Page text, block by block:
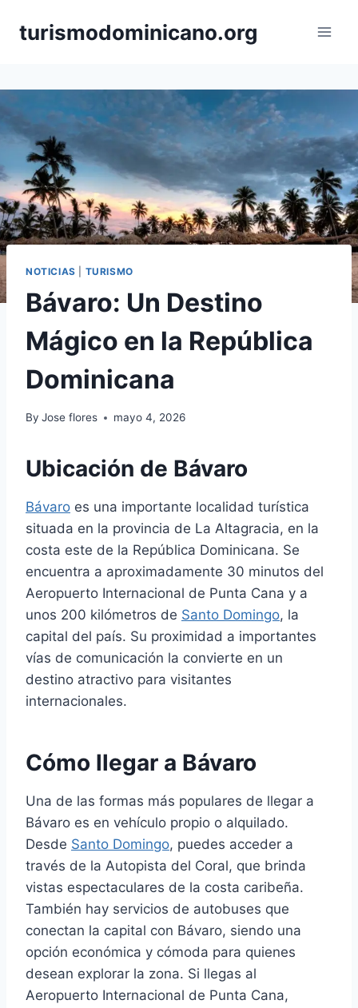
turismodominicano.org
NOTICIAS TURISMO
Bávaro: Un Destino
Mágico en la República
Dominicana
By Jose flores mayo 4, 2026
Ubicación de Bávaro
Bávaro es una importante localidad turística
situada en la provincia de La Altagracia, en la
costa este de la República Dominicana. Se
encuentra a aproximadamente 30 minutos del
Aeropuerto Internacional de Punta Cana y a
unos 200 kilómetros de Santo Domingo, la
capital del país. Su proximidad a importantes
vías de comunicación la convierte en un
destino atractivo para visitantes
internacionales.
Cómo llegar a Bávaro
Una de las formas más populares de llegar a
Bávaro es en vehículo propio o alquilado.
Desde Santo Domingo, puedes acceder a
través de la Autopista del Coral, que brinda
vistas espectaculares de la costa caribeña.
También hay servicios de autobuses que
conectan la capital con Bávaro, siendo una
opción económica y cómoda para quienes
desean explorar la zona. Si llegas al
Aeropuerto Internacional de Punta Cana,